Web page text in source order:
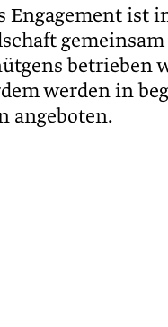
ist
betrieben
werden in
angeboten.